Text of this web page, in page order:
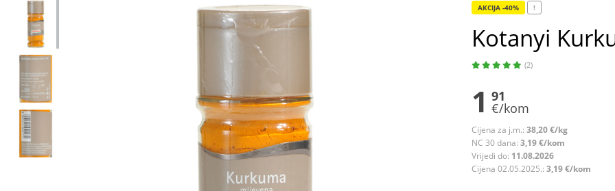
AKCIJA -40% !
Kotanyi
(2)
1 91
€/kom
Cijena za j.m.: 38,20 €/kg
NC 30 dana: 3,19 €/kom
Vrijedi do: 11.08.2026
Cijena 02.05.2025.: 3,19 €/kom